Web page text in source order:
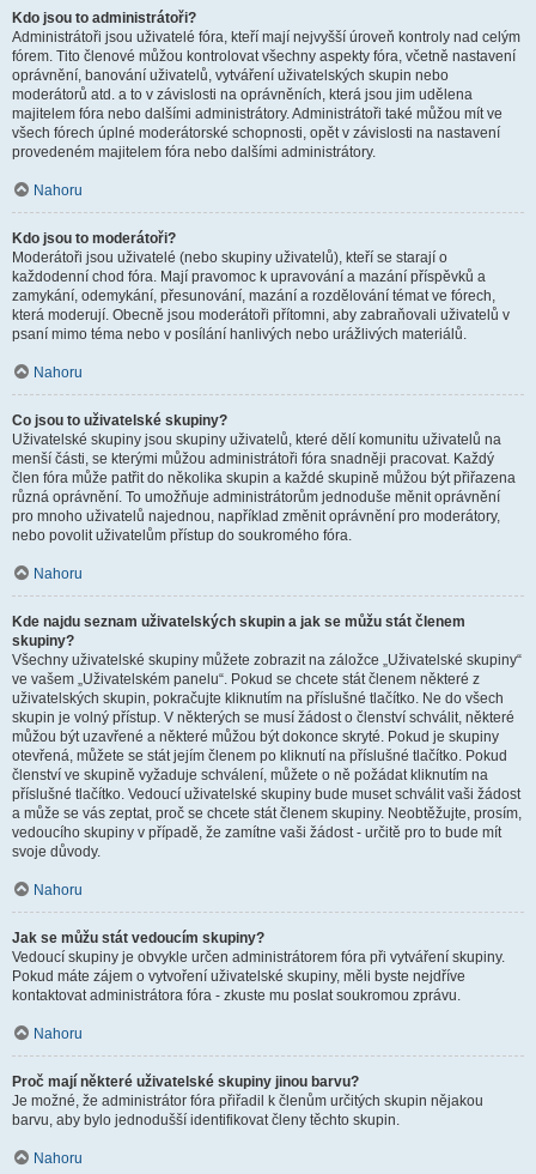
Kdo jsou to administrátoři?
Administrátoři jsou uživatelé fóra, kteří mají nejvyšší úroveň kontroly nad celým
fórem. Tito členové můžou kontrolovat všechny aspekty fóra, včetně nastavení
oprávnění, banování uživatelů, vytváření uživatelských skupin nebo
moderátorů atd. a to v závislosti na oprávněních, která jsou jim udělena
majitelem fóra nebo dalšími administrátory. Administrátoři také můžou mít ve
všech fórech úplné moderátorské schopnosti, opět v závislosti na nastavení
provedeném majitelem fóra nebo dalšími administrátory.
Nahoru
Kdo jsou to moderátoři?
Moderátoři jsou uživatelé (nebo skupiny uživatelů), kteří se starají o
každodenní chod fóra. Mají pravomoc k upravování a mazání příspěvků a
zamykání, odemykání, přesunování, mazání a rozdělování témat ve fórech,
která moderují. Obecně jsou moderátoři přítomni, aby zabraňovali uživatelů v
psaní mimo téma nebo v posílání hanlivých nebo urážlivých materiálů.
Nahoru
Co jsou to uživatelské skupiny?
Uživatelské skupiny jsou skupiny uživatelů, které dělí komunitu uživatelů na
menší části, se kterými můžou administrátoři fóra snadněji pracovat. Každý
člen fóra může patřit do několika skupin a každé skupině můžou být přiřazena
různá oprávnění. To umožňuje administrátorům jednoduše měnit oprávnění
pro mnoho uživatelů najednou, například změnit oprávnění pro moderátory,
nebo povolit uživatelům přístup do soukromého fóra.
Nahoru
Kde najdu seznam uživatelských skupin a jak se můžu stát členem
skupiny?
Všechny uživatelské skupiny můžete zobrazit na záložce „Uživatelské skupiny“
ve vašem „Uživatelském panelu“. Pokud se chcete stát členem některé z
uživatelských skupin, pokračujte kliknutím na příslušné tlačítko. Ne do všech
skupin je volný přístup. V některých se musí žádost o členství schválit, některé
můžou být uzavřené a některé můžou být dokonce skryté. Pokud je skupiny
otevřená, můžete se stát jejím členem po kliknutí na příslušné tlačítko. Pokud
členství ve skupině vyžaduje schválení, můžete o ně požádat kliknutím na
příslušné tlačítko. Vedoucí uživatelské skupiny bude muset schválit vaši žádost
a může se vás zeptat, proč se chcete stát členem skupiny. Neobtěžujte, prosím,
vedoucího skupiny v případě, že zamítne vaši žádost - určitě pro to bude mít
svoje důvody.
Nahoru
Jak se můžu stát vedoucím skupiny?
Vedoucí skupiny je obvykle určen administrátorem fóra při vytváření skupiny.
Pokud máte zájem o vytvoření uživatelské skupiny, měli byste nejdříve
kontaktovat administrátora fóra - zkuste mu poslat soukromou zprávu.
Nahoru
Proč mají některé uživatelské skupiny jinou barvu?
Je možné, že administrátor fóra přiřadil k členům určitých skupin nějakou
barvu, aby bylo jednodušší identifikovat členy těchto skupin.
Nahoru